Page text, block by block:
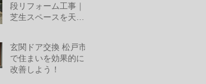
段リフォーム工事｜
芝生スペースを天然
玄関ドア交換 松戸市
で住まいを効果的に
改善しよう！